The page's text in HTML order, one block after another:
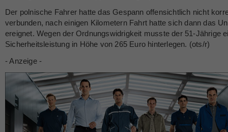
Der polnische Fahrer hatte das Gespann offensichtlich nicht
verbunden, nach einigen Kilometern Fahrt hatte sich dann das
ereignet. Wegen der Ordnungswidrigkeit musste der 51-Jährige
Sicherheitsleistung in Höhe von 265 Euro hinterlegen. (ots/r)
- Anzeige -